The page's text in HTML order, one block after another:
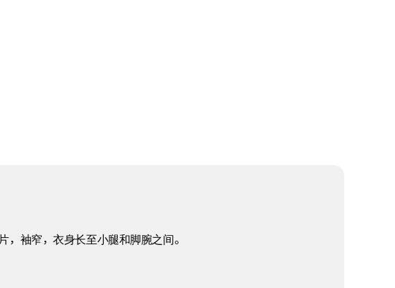
袖窄，衣身长至小腿和脚腕之间。